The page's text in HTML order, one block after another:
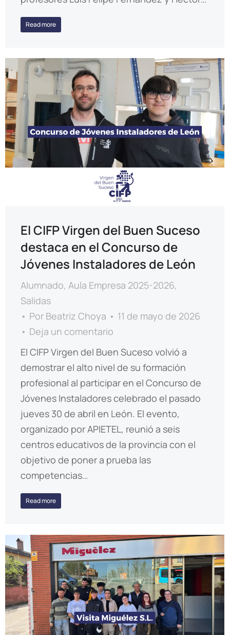
Read more
El CIFP Virgen del Buen Suceso
destaca en el Concurso de
Jóvenes Instaladores de León
Alumnado, Aula Empresa 2025-2026,
Salidas
Por Beatriz Choya
11 de mayo de 2026
Deja un comentario
El CIFP Virgen del Buen Suceso volvió a
demostrar el alto nivel de su formación
profesional al participar en el Concurso de
Jóvenes Instaladores celebrado el pasado
jueves 30 de abril en León. El evento,
organizado por APIETEL, reunió a seis
centros educativos de la provincia con el
objetivo de poner a prueba las
competencias…
Read more